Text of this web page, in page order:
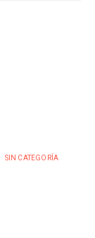
SIN CATEGORÍA